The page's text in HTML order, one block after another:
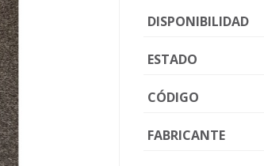
DISPONIBILIDAD
ESTADO
CÓDIGO
FABRICANTE